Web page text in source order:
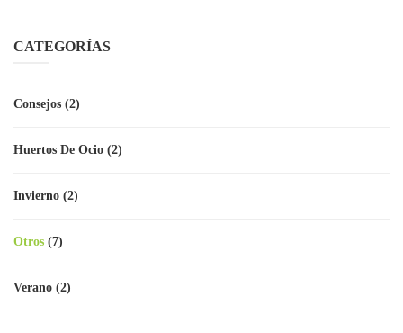
CATEGORÍAS
Consejos (2)
Huertos De Ocio (2)
Invierno (2)
Otros (7)
Verano (2)